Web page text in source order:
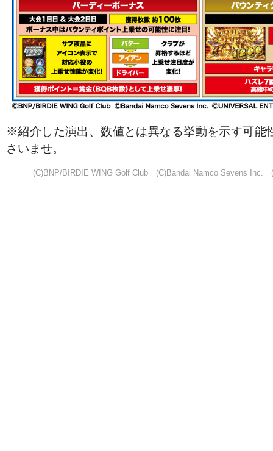
※紹介した演出、数値とは異なる挙動を示す可能
さいませ。
(C)BNP/BIRDIE WING Golf Club (C)Bandai Namco Sevens Inc.